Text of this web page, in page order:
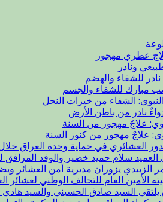
عطري مهجور
ونادر
للشفاء والهضم
مبارك للشفاء والجسم
نادر من باطن الأرض
علاجٌ مهجور من السنة
علاجٌ مهجور من كنوز السنة
العشائري في حماية وحدة العراق
سلام حميد خضير والوفد المرافق
الزبيدي يزوران مديرية أمن العشائر
الأمين العام للتحالف الوطني لعشائر
السيد صادق الحسيني والسيد هادي